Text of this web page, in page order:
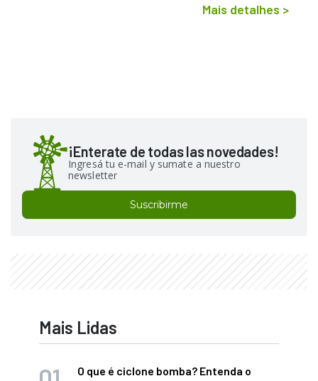
Mais detalhes >
¡Enterate de todas las novedades!
Ingresá tu e-mail y sumate a nuestro
newsletter
Suscribirme
Mais Lidas
O que é ciclone bomba? Entenda o